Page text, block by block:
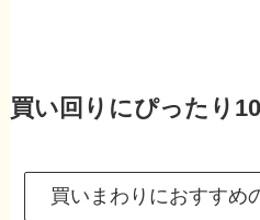
買い回りにぴったり
買いまわりにおすすめ